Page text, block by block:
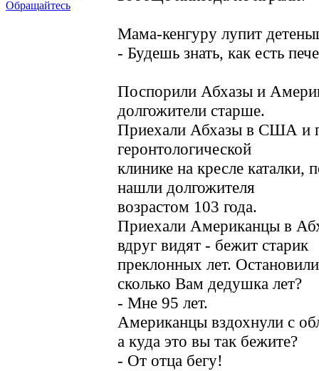
Обращайтесь
Мама-кенгуpу лупит
- Будешь знать, как есть
Поспорили Абхазы и
долгожители старше.
Приехали Абхазы в США и
геронтологической
клинике на кресле каталки,
нашли долгожителя
возрастом 103 года.
Приехали Американцы в
вдруг видят - бежит старик
преклонных лет.
сколько Вам дедушка лет?
- Мне 95 лет.
Американцы вздохнули с
а куда это вы так бежите?
- От отца бегу!